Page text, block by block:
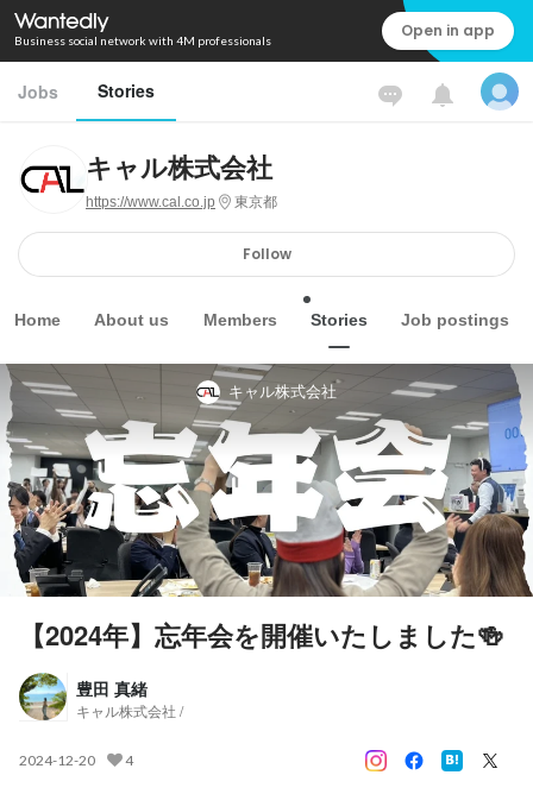
Business social network with 4M professionals Open in app
Jobs Stories
キャル株式会社
https://www.cal.co.jp 東京都
Follow
Home About us Members Stories Job postings
キャル株式会社
【2024年】忘年会を開催いたしました🍻
豊田 真緒
キャル株式会社 /
2024-12-20 4